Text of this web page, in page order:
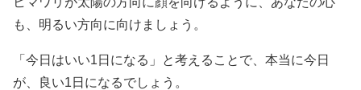
も、明るい方向に向けましょう。
「今日はいい1日になる」と考えることで、本当に今日
が、良い1日になるでしょう。